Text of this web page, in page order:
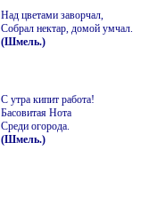
Над цветами заворчал,
Собрал нектар, домой умчал.
(Шмель.)
С утра кипит работа!
Басовитая Нота
Среди огорода.
(Шмель.)